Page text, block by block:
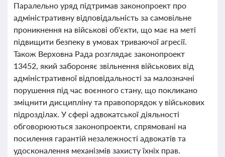
Паралельно уряд підтримав законопроект про
адміністративну відповідальність за самовільне
проникнення на військові об'єкти, що має на меті
підвищити безпеку в умовах триваючої агресії.
Також Верховна Рада розглядає законопроект
13452, який забороняє звільнення військових від
адміністративної відповідальності за малозначні
порушення під час воєнного стану, що покликано
зміцнити дисципліну та правопорядок у військових
підрозділах. У сфері адвокатської діяльності
обговорюються законопроекти, спрямовані на
посилення гарантій незалежності адвокатів та
удосконалення механізмів захисту їхніх прав.